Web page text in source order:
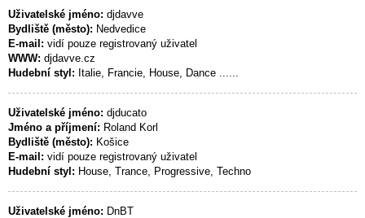
Uživatelské jméno: djdavve
Bydliště (město): Nedvedice
E-mail: vidí pouze registrovaný uživatel
WWW: djdavve.cz
Hudební styl: Italie, Francie, House, Dance ......
Uživatelské jméno: djducato
Jméno a příjmení: Roland Korl
Bydliště (město): Košice
E-mail: vidí pouze registrovaný uživatel
Hudební styl: House, Trance, Progressive, Techno
Uživatelské jméno: DnBT